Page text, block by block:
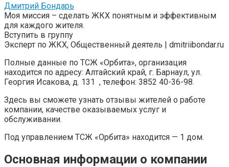
Дмитрий Бондарь
Моя миссия – сделать ЖКХ понятным и эффективным
для каждого жителя.
Вступить в группу
Эксперт по ЖКХ, Общественный деятель | dmitriibondar.ru
Полные данные по ТСЖ «Орбита», организация
находится по адресу: Алтайский край, г. Барнаул, ул.
Георгия Исакова, д. 131 , телефон: 3852 40-36-98.
Здесь вы сможете узнать отзывы жителей о работе
компании, качестве оказываемых услуг и
обслуживании.
Под управлением ТСЖ «Орбита» находится — 1 дом.
Основная информации о компании